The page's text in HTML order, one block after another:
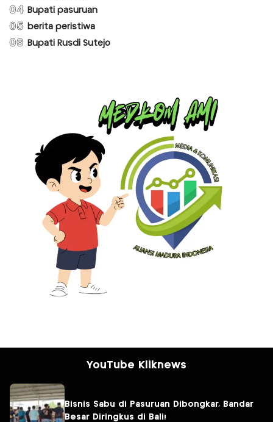
04 Bupati pasuruan
05 berita peristiwa
06 Bupati Rusdi Sutejo
YouTube Kliknews
Bisnis Sabu di Pasuruan Dibongkar, Bandar
Besar Diringkus di Bali!